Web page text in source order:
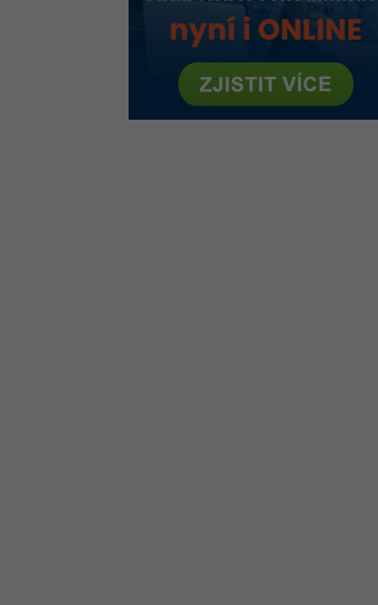
Kvíz - ZIP archiv a základní audio
formáty v Javě
Přehrávání zvukových souborů v
Javě - Další audio formáty
Kvíz - Soubory v Javě